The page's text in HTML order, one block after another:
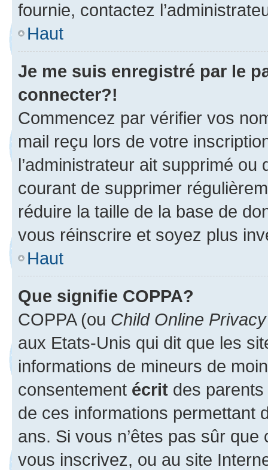
fournie, contactez
Haut
Je me suis enregistré par le
connecter?!
Commencez par vérifier vos
mail reçu lors de votre
l’administrateur ait supprimé
courant de supprimer
réduire la taille de la base de
vous réinscrire et soyez plus
Haut
Que signifie COPPA?
COPPA (ou Child Online
aux Etats-Unis qui dit que les
informations de mineurs de
consentement écrit des parents
de ces informations permettant
ans. Si vous n’êtes pas sûr
vous inscrivez, ou au site